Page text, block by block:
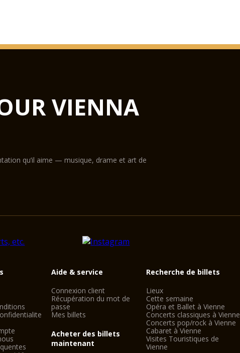
VIENNA
qu’il aime — musique, drame et art de
Aide & service
Connexion client
Récupération du mot de
passe
Mes billets
Acheter des billets
maintenant
Recherche de billets
Lieux
Cette semaine
Opéra et Ballet à Vienne
Concerts classiques à Vienne
Concerts pop/rock à Vienne
Cabaret à Vienne
Visites Touristiques de
Vienne